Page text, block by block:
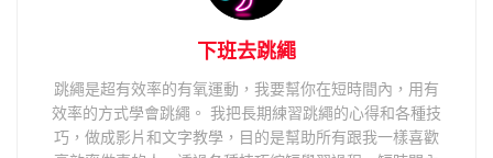
下班去跳繩
跳繩是超有效率的有氧運動，我要幫你在短時間內，用有
效率的方式學會跳繩。 我把長期練習跳繩的心得和各種技
巧，做成影片和文字教學，目的是幫助所有跟我一樣喜歡